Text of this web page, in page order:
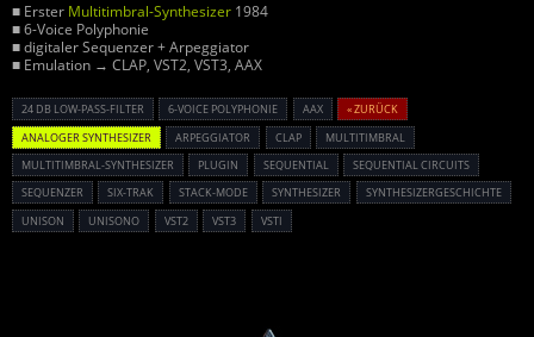
■ Erster Multitimbral-Synthesizer 1984
■ 6-Voice Polyphonie
■ digitaler Sequenzer + Arpeggiator
■ Emulation → CLAP, VST2, VST3, AAX
24 DB LOW-PASS-FILTER 6-VOICE POLYPHONIE AAX
« ZURÜCK
ANALOGER SYNTHESIZER
ARPEGGIATOR CLAP
MULTITIMBRAL
MULTITIMBRAL-SYNTHESIZER
PLUGIN SEQUENTIAL
SEQUENTIAL CIRCUITS
SEQUENZER
SIX-TRAK STACK-MODE SYNTHESIZER
SYNTHESIZERGESCHICHTE
UNISON
UNISONO VST2 VST3 VSTI